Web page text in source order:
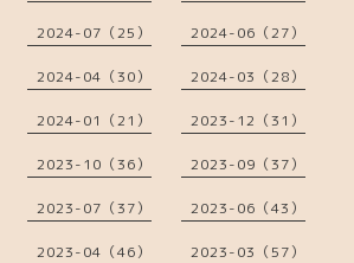
2024-07（25） 2024-06（27）
2024-04（30） 2024-03（28）
2024-01（21） 2023-12（31）
2023-10（36） 2023-09（37）
2023-07（37） 2023-06（43）
2023-04（46） 2023-03（57）